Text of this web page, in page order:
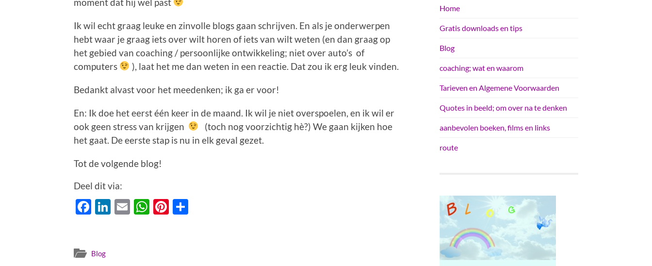
Ik wil echt graag leuke en zinvolle blogs gaan schrijven. En als je onderwerpen
hebt waar je graag iets over wilt horen of iets van wilt weten (en dan graag op
het gebied van coaching / persoonlijke ontwikkeling; niet over auto’s of
computers
), laat het me dan weten in een reactie. Dat zou ik erg leuk vinden.
Bedankt alvast voor het meedenken; ik ga er voor!
En: Ik doe het eerst één keer in de maand. Ik wil je niet overspoelen, en ik wil er
ook geen stress van krijgen
(toch nog voorzichtig hè?) We gaan kijken hoe
het gaat. De eerste stap is nu in elk geval gezet.
Tot de volgende blog!
Deel dit via:
Facebook
LinkedIn
EmailWhatsApp
Pinterest
Blog
Home
Gratis downloads en tips
Blog
coaching; wat en waarom
Tarieven en Algemene Voorwaarden
Quotes in beeld; om over na te denken
aanbevolen boeken, films en links
route